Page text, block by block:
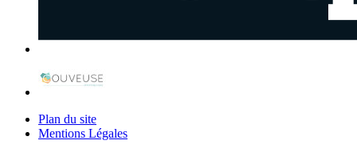
Plan du site
Mentions Légales